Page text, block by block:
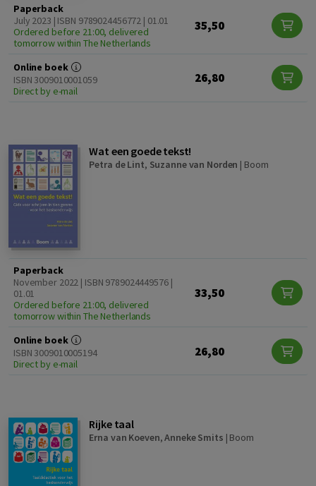
Paperback
July 2023 | ISBN 9789024456772 | 01.01
Ordered before 21:00, delivered
tomorrow within The Netherlands
35,50
Online boek
ISBN 3009010001059
Direct by e-mail
26,80
Wat een goede tekst!
Petra de Lint, Suzanne van Norden | Boom
Paperback
November 2022 | ISBN 9789024449576 |
01.01
Ordered before 21:00, delivered
tomorrow within The Netherlands
33,50
Online boek
ISBN 3009010005194
Direct by e-mail
26,80
Rijke taal
Erna van Koeven,Anneke Smits | Boom